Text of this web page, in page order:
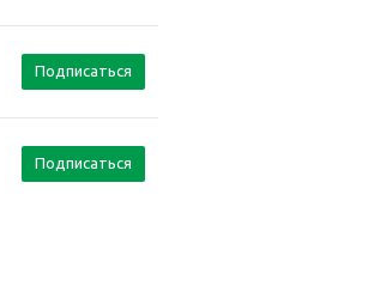
Подписаться
Подписаться